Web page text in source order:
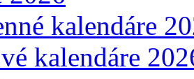
kalendáre
kalendáre